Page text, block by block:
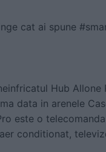
cat ai spune
Hub Allone
data in arenele
este o
conditionat,